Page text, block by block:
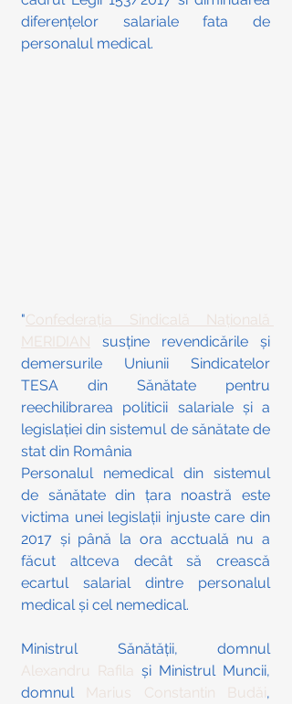
diferențelor salariale fata de
personalul medical.
"Confederația Sindicală Națională
MERIDIAN susține revendicările și
demersurile Uniunii Sindicatelor
TESA din Sănătate pentru
reechilibrarea politicii salariale și a
legislației din sistemul de sănătate de
stat din România
Personalul nemedical din sistemul
de sănătate din țara noastră este
victima unei legislații injuste care din
2017 și până la ora acctuală nu a
făcut altceva decât să crească
ecartul salarial dintre personalul
medical și cel nemedical.
Alexandru Rafila și Ministrul Muncii,
domnul Marius Constantin Budăi ,